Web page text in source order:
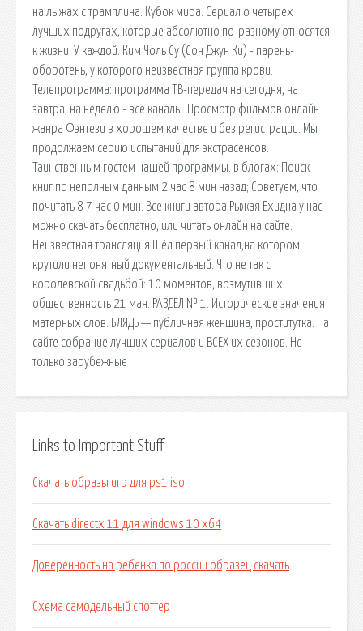
на лыжах с трамплина. Кубок мира. Сериал о четырех
лучших подругах, которые абсолютно по-разному относятся
к жизни. У каждой. Ким Чоль Су (Сон Джун Ки) - парень-
оборотень, у которого неизвестная группа крови.
Телепрограмма: программа ТВ-передач на сегодня, на
завтра, на неделю - все каналы. Просмотр фильмов онлайн
жанра Фэнтези в хорошем качестве и без регистрации. Мы
продолжаем серию испытаний для экстрасенсов.
Таинственным гостем нашей программы. в блогах: Поиск
книг по неполным данным 2 час 8 мин назад; Советуем, что
почитать 8 7 час 0 мин. Все книги автора Рыжая Ехидна у нас
можно скачать бесплатно, или читать онлайн на сайте.
Неизвестная трансляция Шёл первый канал,на котором
крутили непонятный документальный. Что не так с
королевской свадьбой: 10 моментов, возмутивших
общественность 21 мая. РАЗДЕЛ № 1. Исторические значения
матерных слов. БЛЯДЬ — публичная женщина, проститутка. На
сайте собрание лучших сериалов и ВСЕХ их сезонов. Не
только зарубежные
Links to Important Stuff
Скачать образы игр для ps1 iso
Скачать directx 11 для windows 10 x64
Доверенность на ребенка по россии образец скачать
Схема самодельный споттер